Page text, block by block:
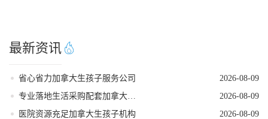
最新资讯
省心省力加拿大生孩子服务公司
2026-08-09
2026-08-09
医院资源充足加拿大生孩子机构
2026-08-09